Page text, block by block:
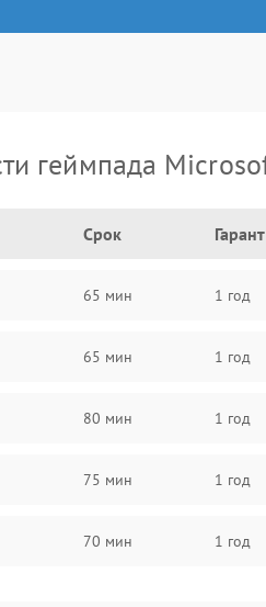
геймпада
Срок
65 мин 1 год
65 мин 1 год
80 мин 1 год
75 мин 1 год
70 мин 1 год